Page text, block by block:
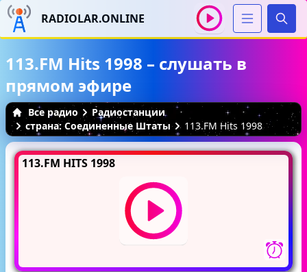
RADIOLAR.ONLINE
113.FM Hits 1998 – слушать в
прямом эфире
Все радио
Радиостанции
страна: Соединенные Штаты
113.FM Hits 1998
113.FM HITS 1998